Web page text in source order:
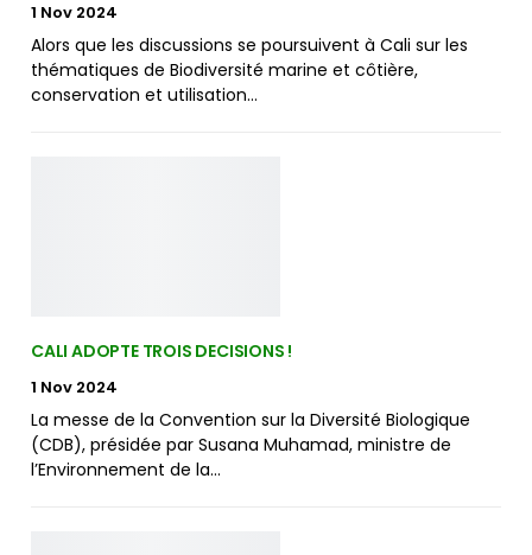
1 Nov 2024
Alors que les discussions se poursuivent à Cali sur les
thématiques de Biodiversité marine et côtière,
conservation et utilisation…
CALI ADOPTE TROIS DECISIONS !
1 Nov 2024
La messe de la Convention sur la Diversité Biologique
(CDB), présidée par Susana Muhamad, ministre de
l’Environnement de la…